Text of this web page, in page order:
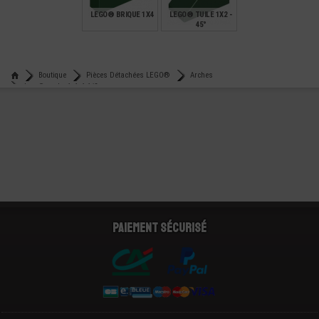
LEGO® BRIQUE 1X4
LEGO® TUILE 1X2 -
45°
Boutique
Pièces Détachées LEGO®
Arches
Lego® arche 1x1x1 1/3
Paiement sécurisé